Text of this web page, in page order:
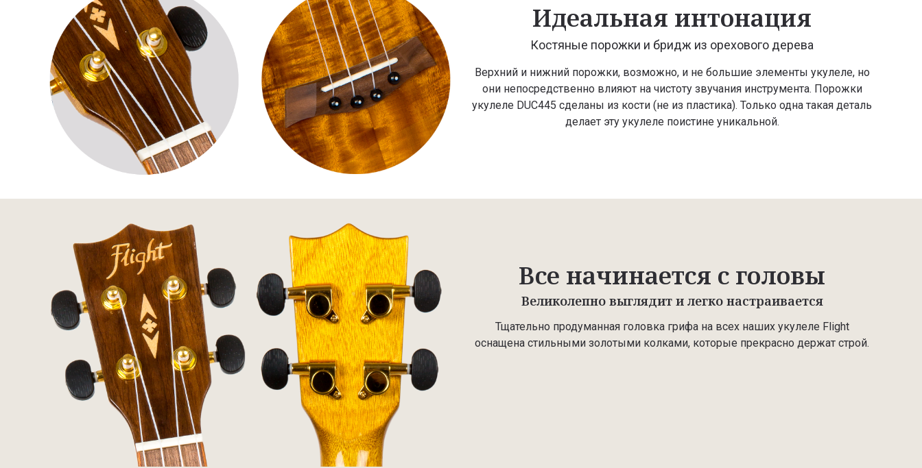
Идеальная интонация
Костяные порожки и бридж из орехового дерева
Верхний и нижний порожки, возможно, и не большие элементы укулеле, но
они непосредственно влияют на чистоту звучания инструмента. Порожки
укулеле DUC445 сделаны из кости (не из пластика). Только одна такая деталь
делает эту укулеле поистине уникальной.
Все начинается с головы
Великолепно выглядит и легко настраивается
Тщательно продуманная головка грифа на всех наших укулеле Flight
оснащена стильными золотыми колками, которые прекрасно держат строй.